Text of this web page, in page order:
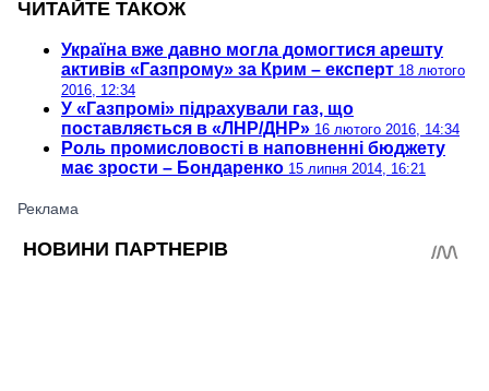
ЧИТАЙТЕ ТАКОЖ
Україна вже давно могла домогтися арешту
активів «Газпрому» за Крим – експерт 18 лютого
2016, 12:34
У «Газпромі» підрахували газ, що
поставляється в «ЛНР/ДНР» 16 лютого 2016, 14:34
Роль промисловості в наповненні бюджету
має зрости – Бондаренко 15 липня 2014, 16:21